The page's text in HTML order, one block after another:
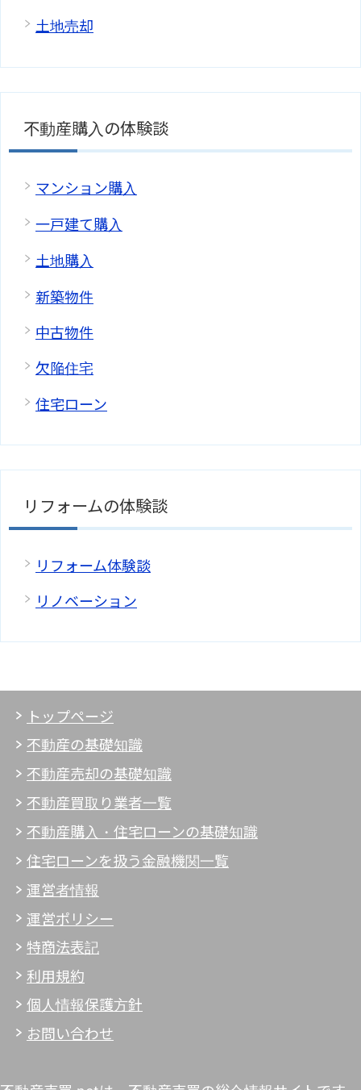
土地売却
不動産購入の体験談
マンション購入
一戸建て購入
土地購入
新築物件
中古物件
欠陥住宅
住宅ローン
リフォームの体験談
リフォーム体験談
リノベーション
トップページ
不動産の基礎知識
不動産売却の基礎知識
不動産買取り業者一覧
不動産購入・住宅ローンの基礎知識
住宅ローンを扱う金融機関一覧
運営者情報
運営ポリシー
特商法表記
利用規約
個人情報保護方針
お問い合わせ